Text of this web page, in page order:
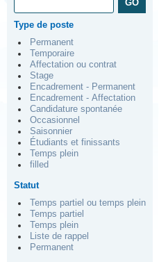
Type de poste
Permanent
Temporaire
Affectation ou contrat
Stage
Encadrement - Permanent
Encadrement - Affectation
Candidature spontanée
Occasionnel
Saisonnier
Étudiants et finissants
Temps plein
filled
Statut
Temps partiel ou temps plein
Temps partiel
Temps plein
Liste de rappel
Permanent